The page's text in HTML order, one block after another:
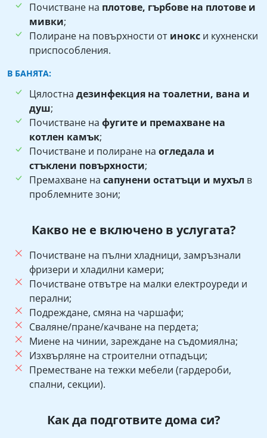
Почистване на плотове, гърбове на плотове и
мивки;
Полиране на повърхности от инокс и кухненски
приспособления.
В БАНЯТА:
Цялостна дезинфекция на тоалетни, вана и
душ;
Почистване на фугите и премахване на
котлен камък;
Почистване и полиране на огледала и
стъклени повърхности;
Премахване на сапунени остатъци и мухъл в
проблемните зони;
Какво не е включено в услугата?
Почистване на пълни хладници, замръзнали
фризери и хладилни камери;
Почистване отвътре на малки електроуреди и
перални;
Подреждане, смяна на чаршафи;
Сваляне/пране/качване на пердета;
Миене на чинии, зареждане на съдомиялна;
Изхвърляне на строителни отпадъци;
Преместване на тежки мебели (гардероби,
спални, секции).
Как да подготвите дома си?